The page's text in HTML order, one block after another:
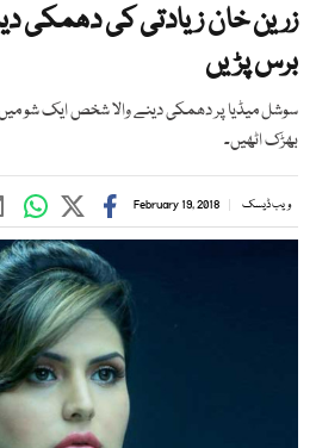
زرین خان زیادتی کی دھمکی
برس پڑیں
سوشل میڈیا پر دھمکی دینے والا شخص ایک شو میں
بھڑک اٹھیں۔
ویب ڈیسک February 19, 2018